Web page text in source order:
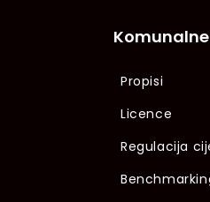
Propisi
Licence
Regulacija